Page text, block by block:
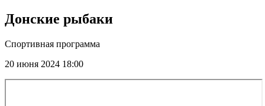
Донские рыбаки
Спортивная программа
20 июня 2024 18:00